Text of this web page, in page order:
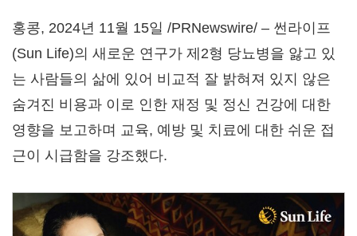
홍콩, 2024년 11월 15일 /PRNewswire/ – 썬라이프
(Sun Life)의 새로운 연구가 제2형 당뇨병을 앓고 있
는 사람들의 삶에 있어 비교적 잘 밝혀져 있지 않은
숨겨진 비용과 이로 인한 재정 및 정신 건강에 대한
영향을 보고하며 교육, 예방 및 치료에 대한 쉬운 접
근이 시급함을 강조했다.